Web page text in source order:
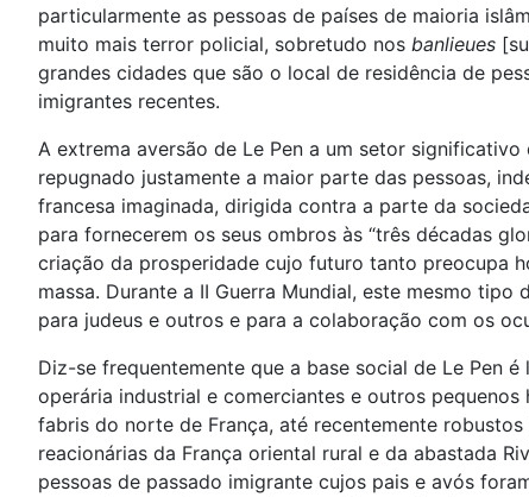
particularmente as pessoas de países de maioria
muito mais terror policial, sobretudo nos banlieues
grandes cidades que são o local de residência de
imigrantes recentes.
A extrema aversão de Le Pen a um setor
repugnado justamente a maior parte das pessoas,
francesa imaginada, dirigida contra a parte da
para fornecerem os seus ombros às “três décadas
criação da prosperidade cujo futuro tanto preocupa
massa. Durante a II Guerra Mundial, este mesmo
para judeus e outros e para a colaboração com os
Diz-se frequentemente que a base social de Le Pen
operária industrial e comerciantes e outros
fabris do norte de França, até recentemente
reacionárias da França oriental rural e da abastada
pessoas de passado imigrante cujos pais e avós